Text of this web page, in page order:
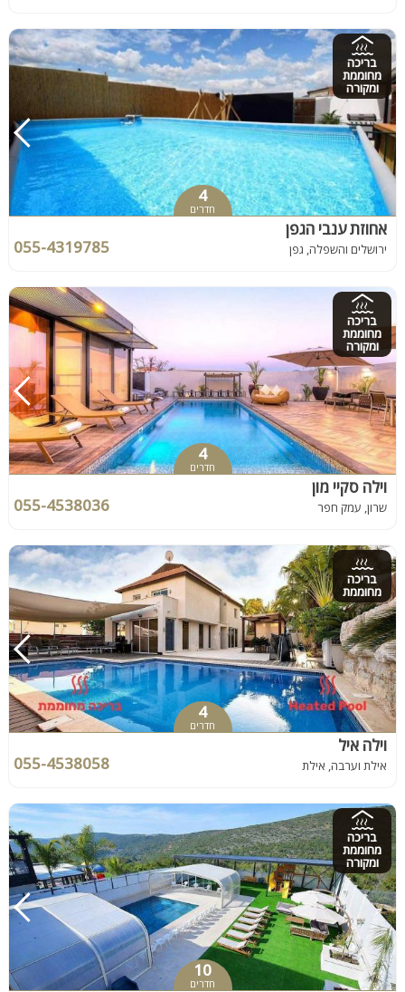
בריכה
מחוממת
ומקורה
4
חדרים
אחוזת ענבי הגפן
ירושלים והשפלה, גפן 055-4319785
בריכה
מחוממת
ומקורה
4
חדרים
וילה סקיי מון
שרון, עמק חפר 055-4538036
בריכה
מחוממת
4
חדרים
וילה איל
אילת וערבה, אילת 055-4538058
בריכה
מחוממת
ומקורה
10
חדרים